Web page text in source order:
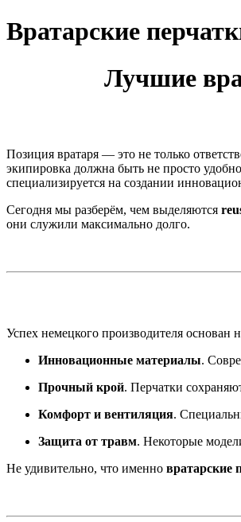
Вратарские
Лучшие
Позиция вратаря — это не только
экипировка должна быть не просто
специализируется на создании
Сегодня мы разберём, чем выделяются
они служили максимально долго.
Успех немецкого производителя
Инновационные материалы.
Прочный крой. Перчатки
Комфорт и вентиляция.
Защита от травм. Некоторые
Не удивительно, что именно вратарские